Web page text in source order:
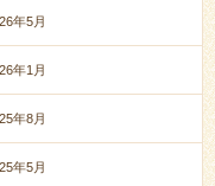
年5月
年1月
年8月
年5月